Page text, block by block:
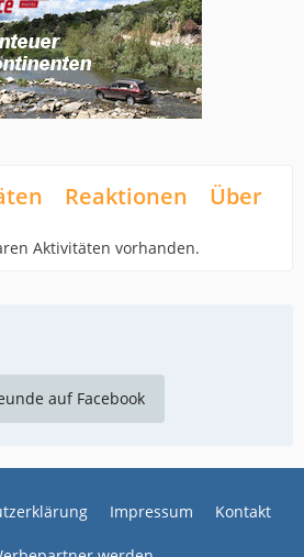
Reaktionen Über
Aktivitäten vorhanden.
auf Facebook
Impressum Kontakt